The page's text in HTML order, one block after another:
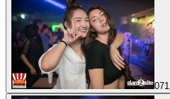
071